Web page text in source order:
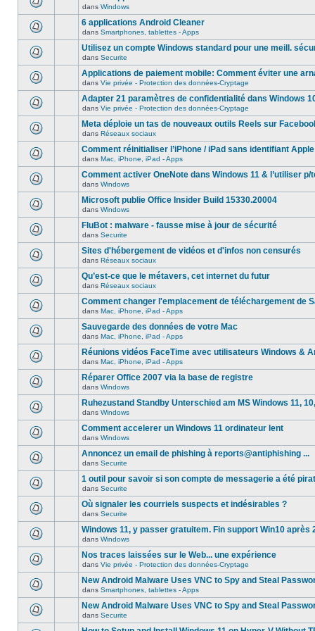
dans Windows
6 applications Android Cleaner
dans Smartphones, tablettes - Apps
Utilisez un compte Windows standard pour une meill.
dans Securite
Applications de paiement mobile: Comment éviter une
dans Vie privée - Protection des données-Cryptage
Adapter 21 paramètres de confidentialité dans Windows
dans Vie privée - Protection des données-Cryptage
Meta déploie un tas de nouveaux outils Reels sur
dans Réseaux sociaux
Comment réinitialiser l’iPhone / iPad sans identifiant Apple
dans Mac, iPhone, iPad - Apps
Comment activer OneNote dans Windows 11 & l’utiliser p/
dans Windows
Microsoft publie Office Insider Build 15330.20004
dans Windows
FluBot : malware - fausse mise à jour de sécurité
dans Securite
Sites d'hébergement de vidéos et d'infos non censurés
dans Réseaux sociaux
Qu’est-ce que le métavers, cet internet du futur
dans Réseaux sociaux
Comment changer l'emplacement de téléchargement de
dans Mac, iPhone, iPad - Apps
Sauvegarde des données de votre Mac
dans Mac, iPhone, iPad - Apps
Réunions vidéos FaceTime avec utilisateurs Windows &
dans Mac, iPhone, iPad - Apps
Réparer Office 2007 via la base de registre
dans Windows
Ruhezustand Standby Unterschied am MS Windows 11,
dans Windows
Comment accelerer un Windows 11 ordinateur lent
dans Windows
Annoncez un email de phishing à reports@antiphishing ...
dans Securite
1 outil pour savoir si son compte de messagerie a été
dans Securite
Où signaler les courriels suspects et indésirables ?
dans Securite
Windows 11, y passer gratuitem. Fin support Win10 après
dans Windows
Nos traces laissées sur le Web... une expérience
dans Vie privée - Protection des données-Cryptage
New Android Malware Uses VNC to Spy and Steal
dans Smartphones, tablettes - Apps
New Android Malware Uses VNC to Spy and Steal
dans Securite